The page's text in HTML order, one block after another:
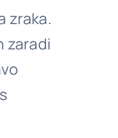
zraka.
zaradi